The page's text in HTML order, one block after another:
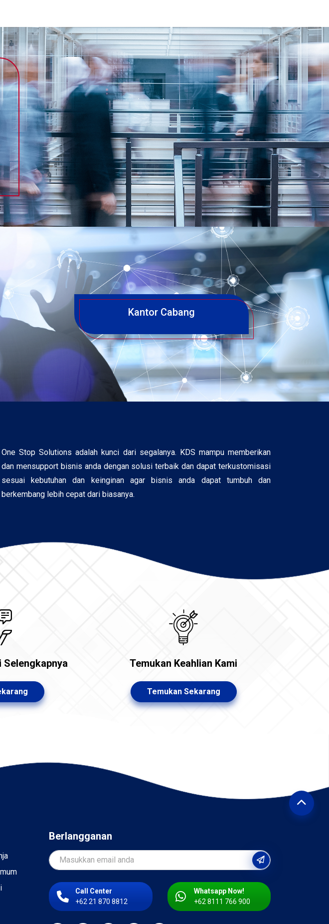
Kantor Cabang
One Stop Solutions adalah kunci dari segalanya. KDS mampu memberikan
dan mensupport bisnis anda dengan solusi terbaik dan dapat terkustomisasi
sesuai kebutuhan dan keinginan agar bisnis anda dapat tumbuh dan
berkembang lebih cepat dari biasanya.
Temukan Keahlian Kami
Temukan Sekarang
Berlangganan
Call Center
+62 21 870 8812
Whatsapp Now!
+62 8111 766 900